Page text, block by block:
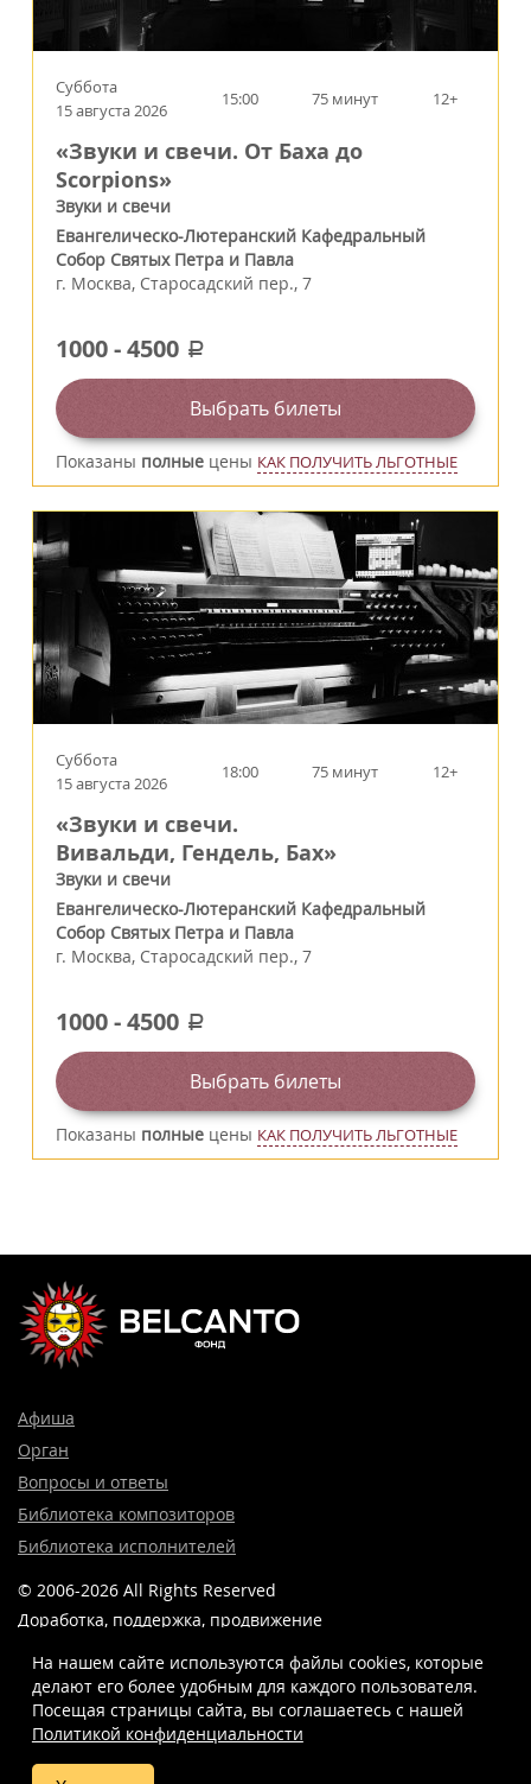
Суббота
15 августа 2026
15:00 75 минут 12+
«Звуки и свечи. От Баха до
Scorpions»
Звуки и свечи
Евангелическо-Лютеранский Кафедральный
Собор Святых Петра и Павла
г. Москва, Старосадский пер., 7
1000-4500 a
Выбрать билеты
Показаны полные цены КАК ПОЛУЧИТЬ ЛЬГОТНЫЕ
Суббота
15 августа 2026
18:00 75 минут 12+
«Звуки и свечи.
Вивальди, Гендель, Бах»
Звуки и свечи
Евангелическо-Лютеранский Кафедральный
Собор Святых Петра и Павла
г. Москва, Старосадский пер., 7
1000-4500 a
Выбрать билеты
Показаны полные цены КАК ПОЛУЧИТЬ ЛЬГОТНЫЕ
Афиша
Орган
Вопросы и ответы
Библиотека композиторов
Библиотека исполнителей
© 2006-2026 All Rights Reserved
Доработка, поддержка, продвижение
8 (499) 923-22-78
info@belcantofund.com
На нашем сайте используются файлы cookies, которые
делают его более удобным для каждого пользователя.
Посещая страницы сайта, вы соглашаетесь c нашей
Политикой конфиденциальности